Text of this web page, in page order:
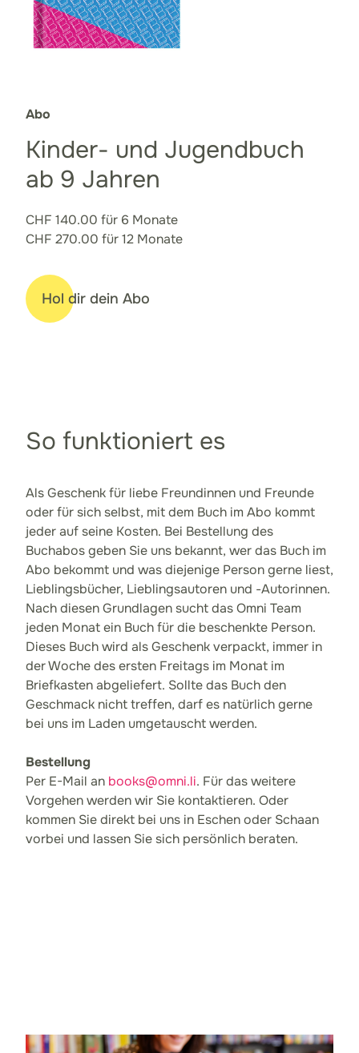
Abo
Kinder- und Jugendbuch
ab 9 Jahren
CHF 140.00 für 6 Monate
CHF 270.00 für 12 Monate
Hol dir dein Abo
So funktioniert es
Als Geschenk für liebe Freundinnen und Freunde
oder für sich selbst, mit dem Buch im Abo kommt
jeder auf seine Kosten. Bei Bestellung des
Buchabos geben Sie uns bekannt, wer das Buch im
Abo bekommt und was diejenige Person gerne liest,
Lieblingsbücher, Lieblingsautoren und -Autorinnen.
Nach diesen Grundlagen sucht das Omni Team
jeden Monat ein Buch für die beschenkte Person.
Dieses Buch wird als Geschenk verpackt, immer in
der Woche des ersten Freitags im Monat im
Briefkasten abgeliefert. Sollte das Buch den
Geschmack nicht treffen, darf es natürlich gerne
bei uns im Laden umgetauscht werden.
Bestellung
Per E-Mail an books@omni.li. Für das weitere
Vorgehen werden wir Sie kontaktieren. Oder
kommen Sie direkt bei uns in Eschen oder Schaan
vorbei und lassen Sie sich persönlich beraten.